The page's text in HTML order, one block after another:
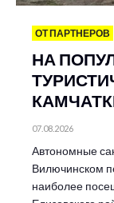
ОТ ПАРТНЕРОВ
НА
07.08.2026
Автономные
Вилючинском
наиболее